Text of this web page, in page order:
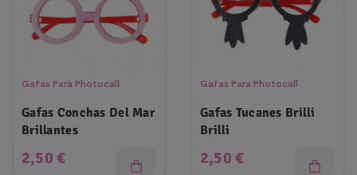
Gafas Para Photocall
Gafas Conchas Del Mar
Brillantes
Precio
2,50 €
Gafas Para Photocall
Gafas Tucanes Brilli
Brilli
Precio
2,50 €